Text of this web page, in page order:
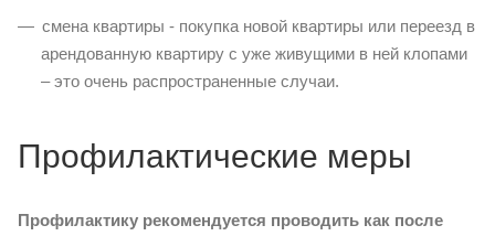
смена квартиры - покупка новой квартиры или переезд в
арендованную квартиру с уже живущими в ней клопами
– это очень распространенные случаи.
Профилактические меры
Профилактику рекомендуется проводить как после